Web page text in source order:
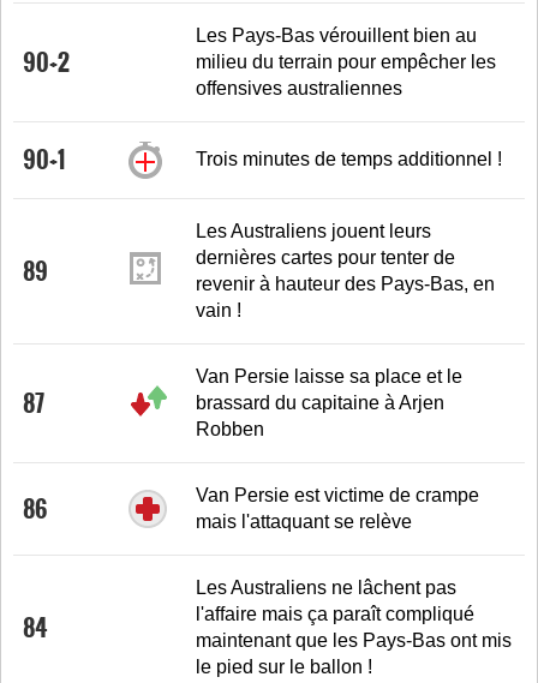
90+2
Les Pays-Bas vérouillent bien au
milieu du terrain pour empêcher les
offensives australiennes
90+1 Trois minutes de temps additionnel !
89
Les Australiens jouent leurs
dernières cartes pour tenter de
revenir à hauteur des Pays-Bas, en
vain !
87
Van Persie laisse sa place et le
brassard du capitaine à Arjen
Robben
86
Van Persie est victime de crampe
mais l'attaquant se relève
84
Les Australiens ne lâchent pas
l'affaire mais ça paraît compliqué
maintenant que les Pays-Bas ont mis
le pied sur le ballon !